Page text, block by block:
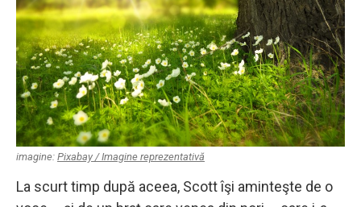
imagine: Pixabay / Imagine reprezentativă
La scurt timp după aceea, Scott îşi aminteşte de o